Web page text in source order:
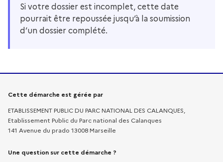
Si votre dossier est incomplet, cette date
pourrait être repoussée jusqu’à la soumission
d’un dossier complété.
Informations sur la démarche
Cette démarche est gérée par
ETABLISSEMENT PUBLIC DU PARC NATIONAL DES CALANQUES,
Etablissement Public du Parc national des Calanques
141 Avenue du prado 13008 Marseille
Une question sur cette démarche ?